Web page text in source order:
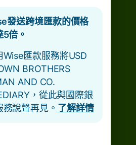
發送跨境匯款的價格
倍。
Wise匯款服務將USD
BROTHERS
AND CO.
，從此與國際銀
說聲再見。 了解詳情